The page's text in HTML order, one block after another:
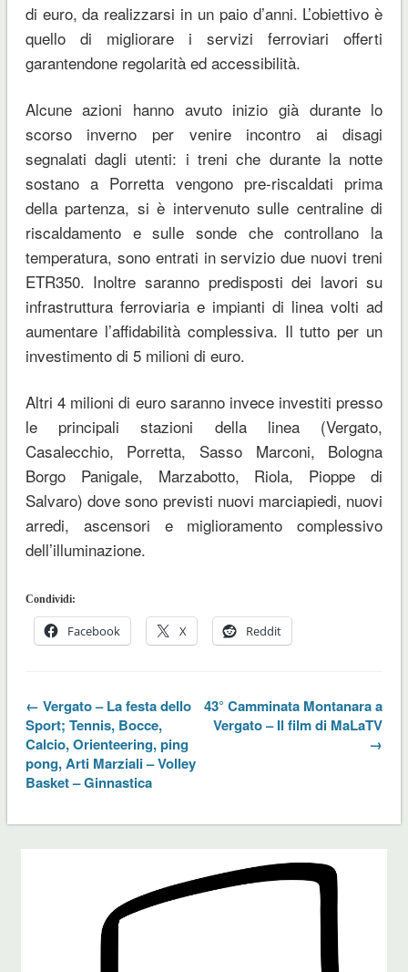
di euro, da realizzarsi in un paio d’anni. L’obiettivo è
quello di migliorare i servizi ferroviari offerti
garantendone regolarità ed accessibilità.
Alcune azioni hanno avuto inizio già durante lo
scorso inverno per venire incontro ai disagi
segnalati dagli utenti: i treni che durante la notte
sostano a Porretta vengono pre-riscaldati prima
della partenza, si è intervenuto sulle centraline di
riscaldamento e sulle sonde che controllano la
temperatura, sono entrati in servizio due nuovi treni
ETR350. Inoltre saranno predisposti dei lavori su
infrastruttura ferroviaria e impianti di linea volti ad
aumentare l’affidabilità complessiva. Il tutto per un
investimento di 5 milioni di euro.
Altri 4 milioni di euro saranno invece investiti presso
le principali stazioni della linea (Vergato,
Casalecchio, Porretta, Sasso Marconi, Bologna
Borgo Panigale, Marzabotto, Riola, Pioppe di
Salvaro) dove sono previsti nuovi marciapiedi, nuovi
arredi, ascensori e miglioramento complessivo
dell’illuminazione.
Condividi:
Facebook X Reddit
← Vergato – La festa dello
Sport; Tennis, Bocce,
Calcio, Orienteering, ping
pong, Arti Marziali – Volley
Basket – Ginnastica
43° Camminata Montanara a
Vergato – Il film di MaLaTV
→